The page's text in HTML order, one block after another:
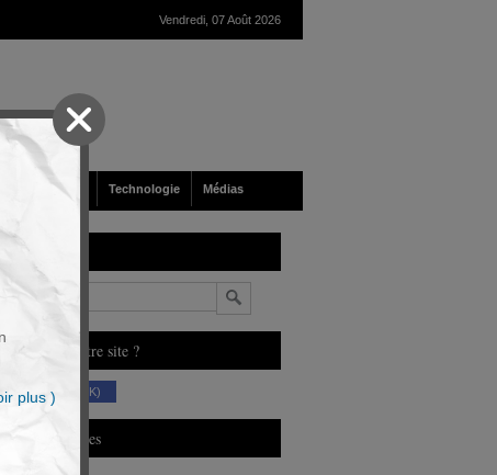
Vendredi, 07 Août 2026
Société Technologie Médias
Vous aimez notre site ?
(230 K)
Derniers Articles
plus )